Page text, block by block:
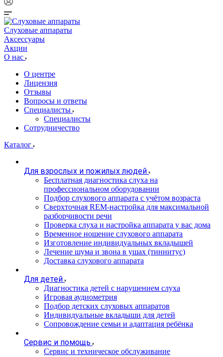
Слуховые аппараты
Аксессуары
Акции
О нас
О центре
Лицензия
Отзывы
Вопросы и ответы
Специалисты
Специалисты
Сотрудничество
Каталог
Для взрослых и пожилых людей
Бесплатная диагностика слуха на
профессиональном оборудовании
Подбор слухового аппарата с учётом возраста
Сверхточная REM-настройка для максимальной
разборчивости речи
Проверка слуха и настройка аппарата у вас дома
Временное ношение слухового аппарата
Изготовление индивидуальных вкладышей
Лечение шума и звона в ушах (тиннитус)
Доставка слухового аппарата
Для детей
Диагностика детей с нарушением слуха
Игровая аудиометрия
Подбор детских слуховых аппаратов
Индивидуальные вкладыши для детей
Сопровождение семьи и адаптация ребёнка
Сервис и помощь
Сервис и техническое обслуживание